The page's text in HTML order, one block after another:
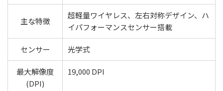
主な特徴
超軽量ワイヤレス、左右対称デザイン、ハ
イパフォーマンスセンサー搭載
センサー 光学式
最大解像度
(DPI)
19,000 DPI